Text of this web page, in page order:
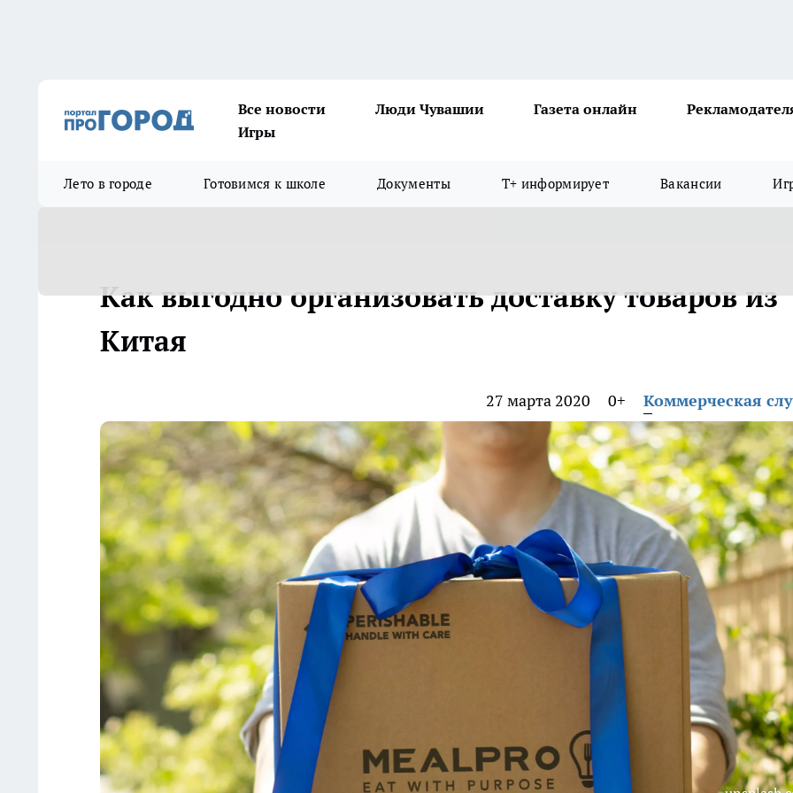
Все новости Люди Чувашии Газета онлайн
Игры
Лето в городе Готовимся к школе Документы Т+ информирует Вакансии
Как выгодно организовать доставку товаров из
Китая
27 марта 2020 0+ Коммерческая